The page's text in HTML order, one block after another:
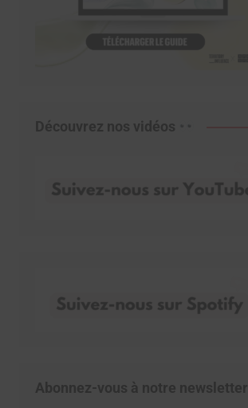
Découvrez nos vidéos
Abonnez-vous à notre newsletter